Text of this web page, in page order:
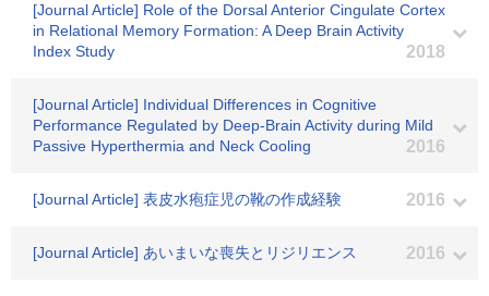
[Journal Article] Role of the Dorsal Anterior Cingulate Cortex
in Relational Memory Formation: A Deep Brain Activity
Index Study
2018
[Journal Article] Individual Differences in Cognitive
Performance Regulated by Deep-Brain Activity during Mild
Passive Hyperthermia and Neck Cooling
2016
[Journal Article] 表皮水疱症児の靴の作成経験 2016
[Journal Article] あいまいな喪失とリジリエンス 2016